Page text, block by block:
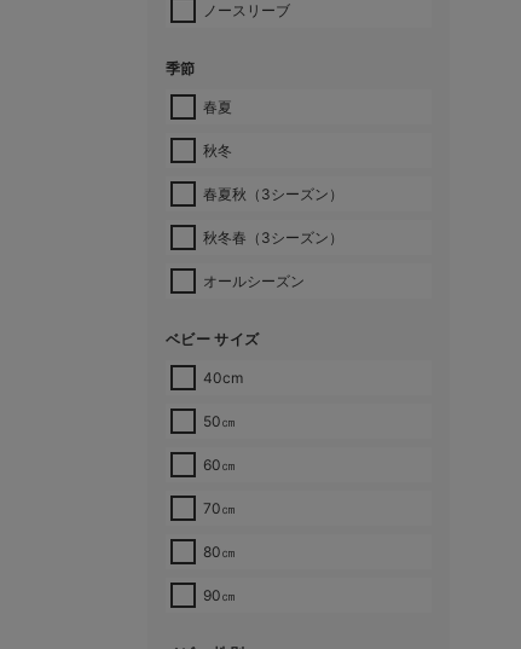
ノースリーブ
季節
春夏
秋冬
春夏秋（3シーズン）
秋冬春（3シーズン）
オールシーズン
ベビー サイズ
40cm
50㎝
60㎝
70㎝
80㎝
90㎝